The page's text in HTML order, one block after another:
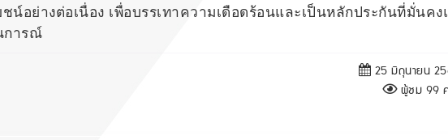
น์อย่างต่อเนื่อง เพื่อบรรเทาความเดือดร้อนและเป็นหลักประกันที่มั่นคง
การณ์
25 มิถุนายน
ผู้ชม 99